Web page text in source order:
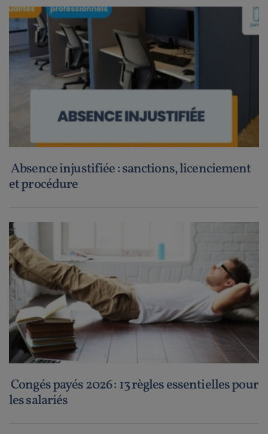
Absence injustifiée : sanctions, licenciement
et procédure
Congés payés 2026 : 13 règles essentielles pour
les salariés